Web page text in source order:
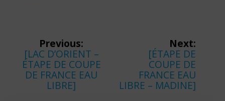
Navigation
de
l’article
Previous:
Previous
post:
[LAC D’ORIENT –
ÉTAPE DE COUPE
DE FRANCE EAU
LIBRE]
Next:
Next
post:
[ÉTAPE DE
COUPE DE
FRANCE EAU
LIBRE – MADINE]